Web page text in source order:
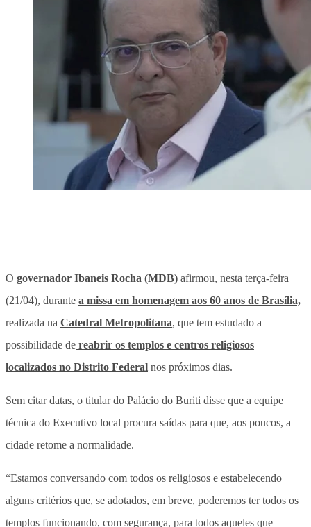
O governador Ibaneis Rocha (MDB) afirmou, nesta terça-feira
(21/04), durante a missa em homenagem aos 60 anos de Brasília,
realizada na Catedral Metropolitana, que tem estudado a
possibilidade de reabrir os templos e centros religiosos
localizados no Distrito Federal nos próximos dias.
Sem citar datas, o titular do Palácio do Buriti disse que a equipe
técnica do Executivo local procura saídas para que, aos poucos, a
cidade retome a normalidade.
“Estamos conversando com todos os religiosos e estabelecendo
alguns critérios que, se adotados, em breve, poderemos ter todos os
templos funcionando, com segurança, para todos aqueles que